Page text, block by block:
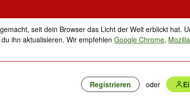
seit dein Browser das Licht der Welt erblickt hat.
ihn aktualisieren. Wir empfehlenGoogle Chrome,
Registrieren oder